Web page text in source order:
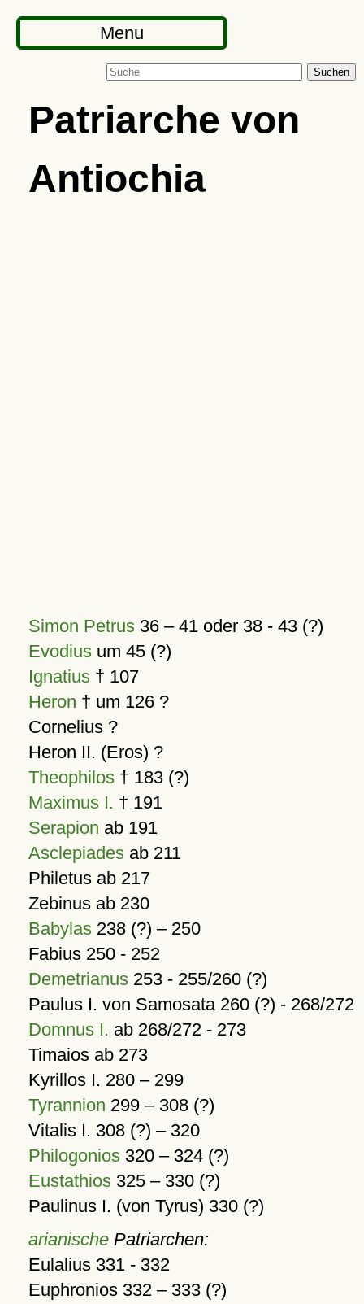
Menu
Suchen
Patriarche von
Antiochia
Simon Petrus36 – 41 oder 38 - 43 (?)
Evodiusum 45 (?)
Ignatius† 107
Heron † um 126 ?
Cornelius ?
Heron II. (Eros) ?
Theophilos† 183 (?)
Maximus I. † 191
Serapion ab 191
Asclepiadesab 211
Philetus ab 217
Zebinus ab 230
Babylas238 (?) – 250
Fabius 250 - 252
Demetrianus253 - 255/260 (?)
Paulus I. von Samosata 260 (?) - 268/272
Domnus I. ab 268/272 - 273
Timaios ab 273
Kyrillos I. 280 – 299
Tyrannion 299 – 308 (?)
Vitalis I. 308 (?) – 320
Philogonios320 – 324 (?)
Eustathios325 – 330 (?)
Paulinus I. (von Tyrus) 330 (?)
arianischePatriarchen:
Eulalius 331 - 332
Euphronios 332 – 333 (?)